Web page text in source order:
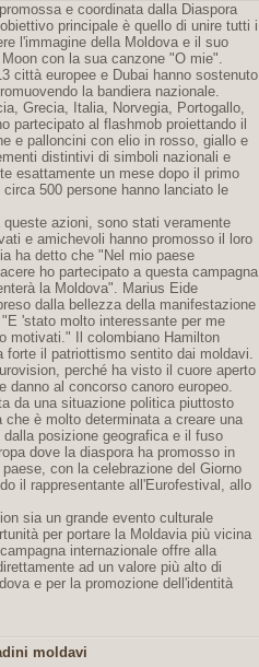
e coordinata dalla Diaspora
principale è quello di unire tutti i
l'immagine della Moldova e il suo
con la sua canzone "O mie".
città europee e Dubai hanno sostenuto
la bandiera nazionale.
Grecia, Italia, Norvegia, Portogallo,
partecipato al flashmob proiettando il
e palloncini con elio in rosso, giallo e
distintivi di simboli nazionali e
esattamente un mese dopo il primo
500 persone hanno lanciato le
azioni, sono stati veramente
​​e amichevoli hanno promosso il loro
ha detto che "Nel mio paese
ho partecipato a questa campagna
la Moldova". Marius Eide
dalla bellezza della manifestazione
'stato molto interessante per me
motivati." Il colombiano Hamilton
forte il patriottismo sentito dai moldavi.
perché ha visto il cuore aperto
danno al concorso canoro europeo.
da una situazione politica piuttosto
è molto determinata a creare una
posizione geografica e il fuso
dove la diaspora ha promosso in
con la celebrazione del Giorno
il rappresentante all'Eurofestival, allo
sia un grande evento culturale
per portare la Moldavia più vicina
internazionale offre alla
ad un valore più alto di
e per la promozione dell'identità
moldavi